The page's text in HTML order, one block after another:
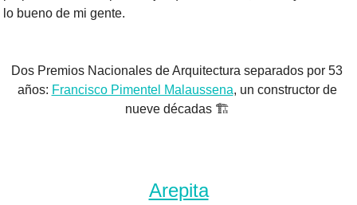
lo bueno de mi gente.
Dos Premios Nacionales de Arquitectura separados por 53
años: Francisco Pimentel Malaussena, un constructor de
nueve décadas 🏗️
Arepita